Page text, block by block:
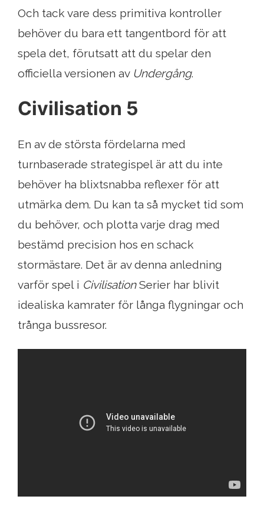
Och tack vare dess primitiva kontroller
behöver du bara ett tangentbord för att
spela det, förutsatt att du spelar den
officiella versionen av Undergång.
Civilisation 5
En av de största fördelarna med
turnbaserade strategispel är att du inte
behöver ha blixtsnabba reflexer för att
utmärka dem. Du kan ta så mycket tid som
du behöver, och plotta varje drag med
bestämd precision hos en schack
stormästare. Det är av denna anledning
varför spel i CivilisationSerier har blivit
idealiska kamrater för långa flygningar och
trånga bussresor.